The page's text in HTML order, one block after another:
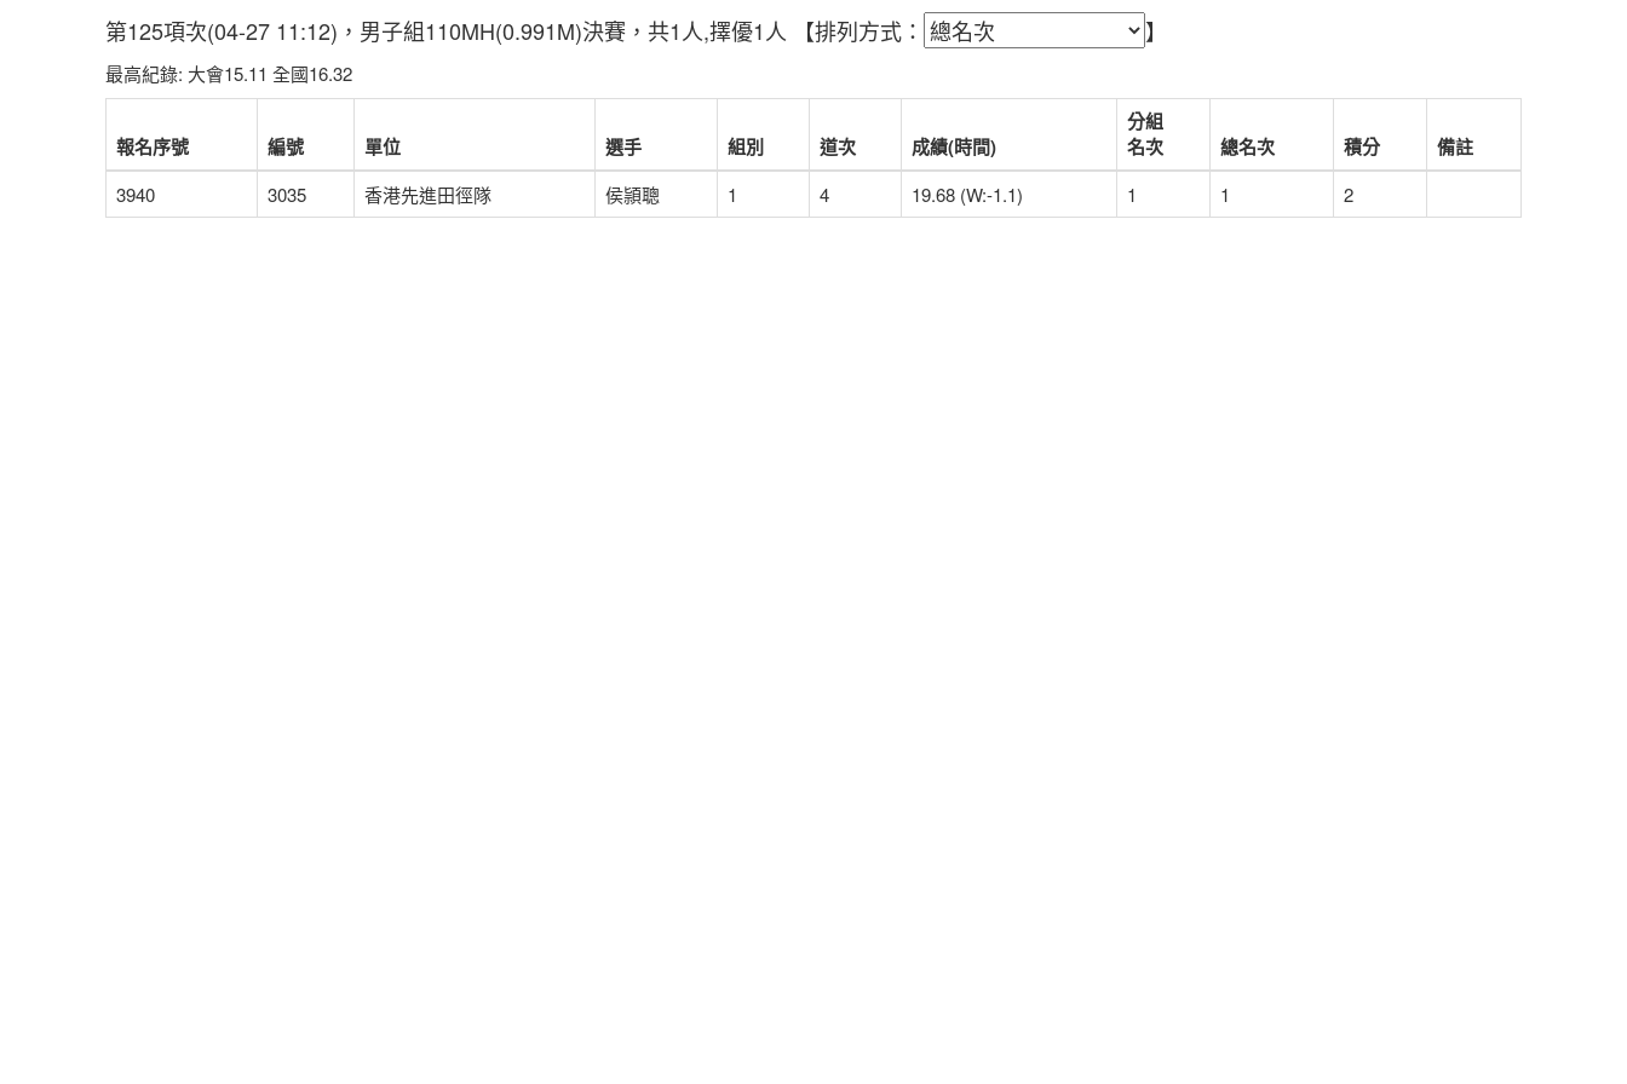
第125項次(04-27 11:12)，男子組110MH(0.991M)決賽，共1人,擇優1人 【排列方式： 】
最高紀錄: 大會15.11 全國16.32
報名序號 編號 單位 選手 組別 道次 成績(時間)
分組
名次
總名次 積分 備註
3940 3035 香港先進田徑隊 侯頴聰 1 4 19.68 (W:-1.1) 1 1 2